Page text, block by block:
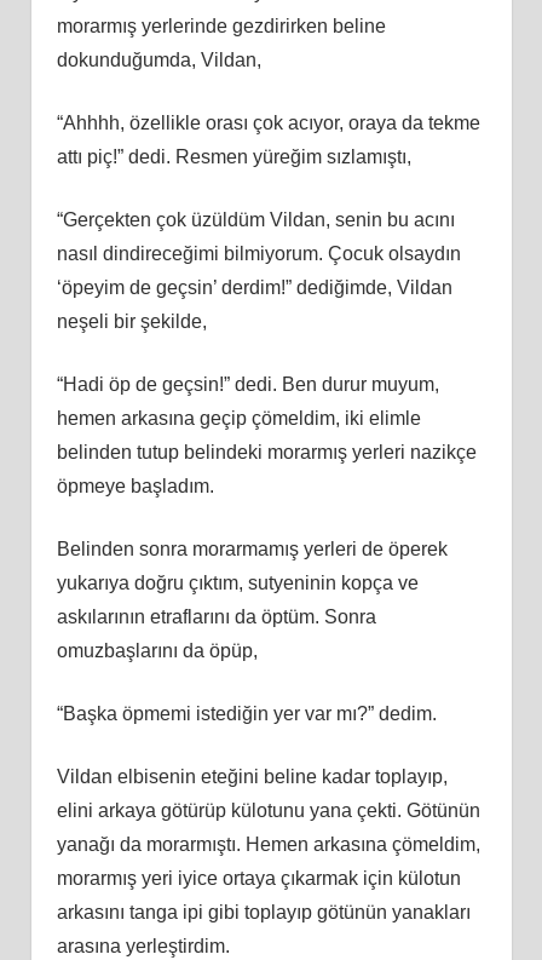
morarmış yerlerinde gezdirirken beline
dokunduğumda, Vildan,
“Ahhhh, özellikle orası çok acıyor, oraya da tekme
attı piç!” dedi. Resmen yüreğim sızlamıştı,
“Gerçekten çok üzüldüm Vildan, senin bu acını
nasıl dindireceğimi bilmiyorum. Çocuk olsaydın
‘öpeyim de geçsin’ derdim!” dediğimde, Vildan
neşeli bir şekilde,
“Hadi öp de geçsin!” dedi. Ben durur muyum,
hemen arkasına geçip çömeldim, iki elimle
belinden tutup belindeki morarmış yerleri nazikçe
öpmeye başladım.
Belinden sonra morarmamış yerleri de öperek
yukarıya doğru çıktım, sutyeninin kopça ve
askılarının etraflarını da öptüm. Sonra
omuzbaşlarını da öpüp,
“Başka öpmemi istediğin yer var mı?” dedim.
Vildan elbisenin eteğini beline kadar toplayıp,
elini arkaya götürüp külotunu yana çekti. Götünün
yanağı da morarmıştı. Hemen arkasına çömeldim,
morarmış yeri iyice ortaya çıkarmak için külotun
arkasını tanga ipi gibi toplayıp götünün yanakları
arasına yerleştirdim.